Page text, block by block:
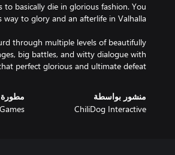
basically die in glorious fashion. You
through multiple levels of beautifully
big battles, and witty dialogue with
perfect glorious and ultimate defeat.
منشور بواسطة
ChiliDog Interactive